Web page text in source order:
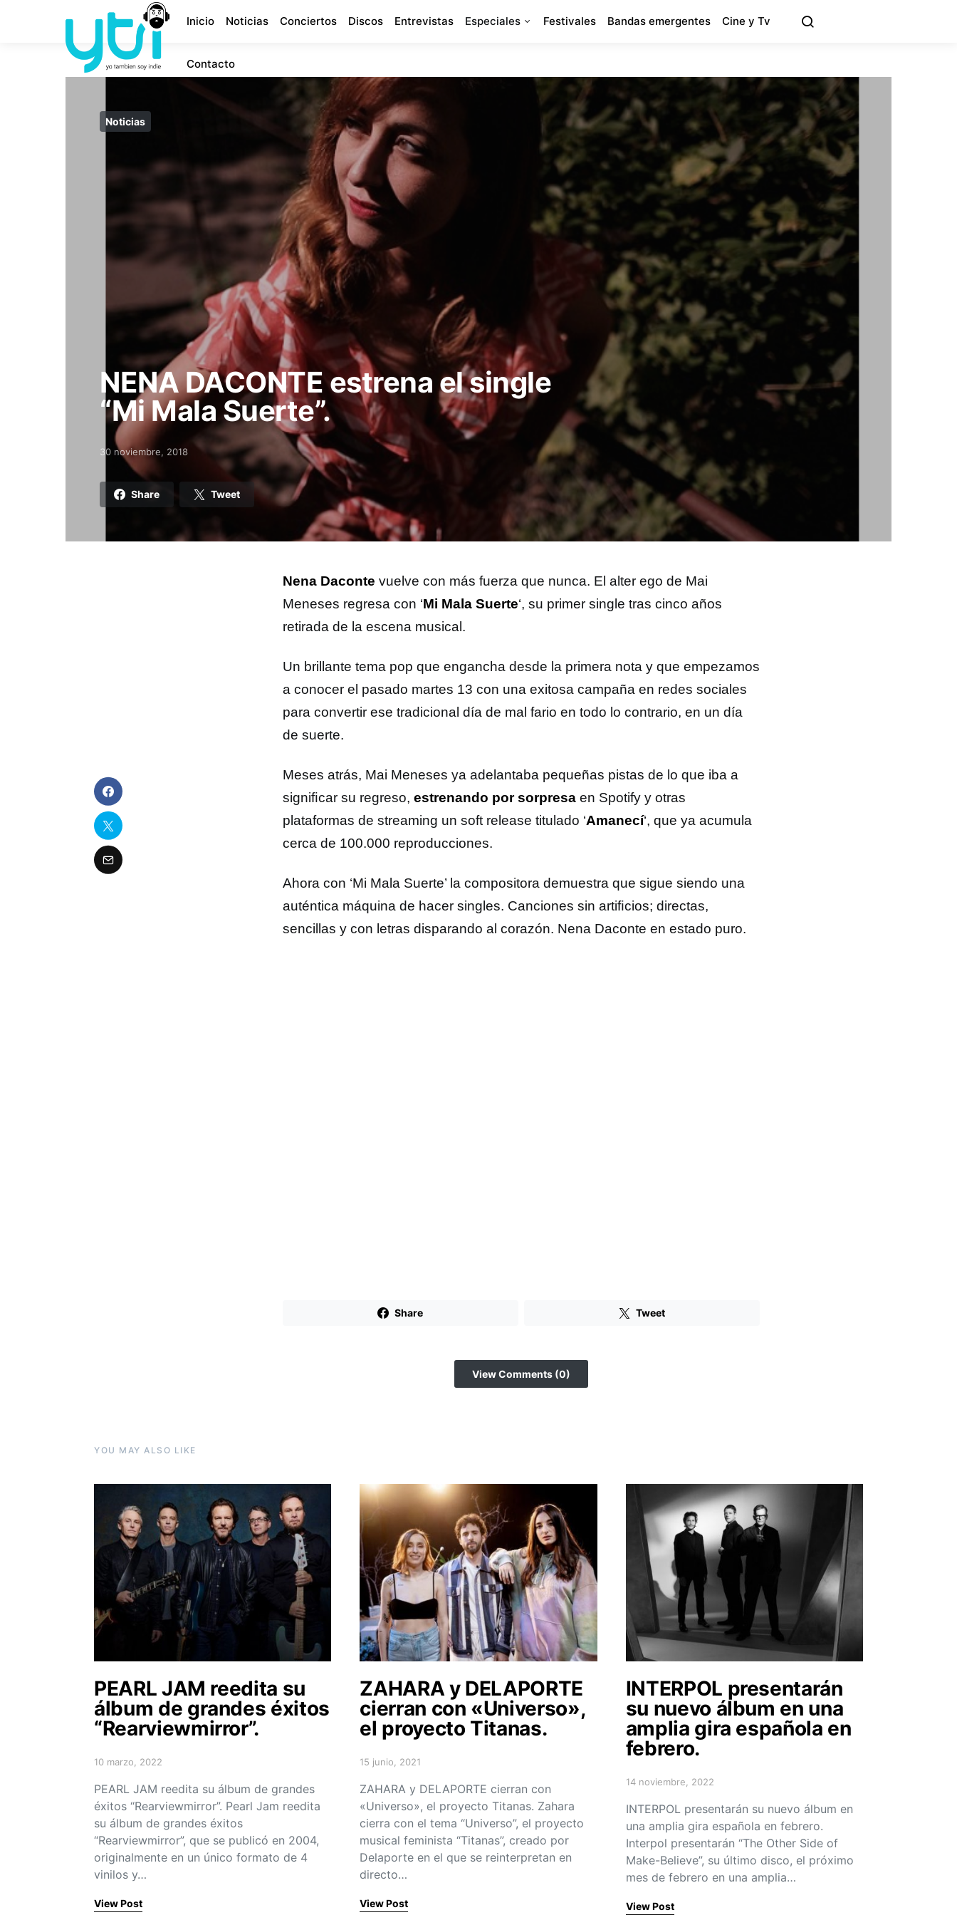
Inicio Noticias Conciertos Discos Entrevistas Especiales Festivales Bandas emergentes Cine y Tv
Contacto
Noticias
NENA DACONTE estrena el single
“Mi Mala Suerte”.
Posted on
30 noviembre, 2018
Share Tweet
Nena Daconte vuelve con más fuerza que nunca. El alter ego de Mai
Meneses regresa con ‘Mi Mala Suerte‘, su primer single tras cinco años
retirada de la escena musical.
Un brillante tema pop que engancha desde la primera nota y que empezamos
a conocer el pasado martes 13 con una exitosa campaña en redes sociales
para convertir ese tradicional día de mal fario en todo lo contrario, en un día
de suerte.
Meses atrás, Mai Meneses ya adelantaba pequeñas pistas de lo que iba a
signiﬁcar su regreso, estrenando por sorpresa en Spotify y otras
plataformas de streaming un soft release titulado ‘Amanecí‘, que ya acumula
cerca de 100.000 reproducciones.
Ahora con ‘Mi Mala Suerte’ la compositora demuestra que sigue siendo una
auténtica máquina de hacer singles. Canciones sin artiﬁcios; directas,
sencillas y con letras disparando al corazón. Nena Daconte en estado puro.
Share Tweet
View Comments (0)
YOU MAY ALSO LIKE
PEARL JAM reedita su
álbum de grandes éxitos
“Rearviewmirror”.
Posted on
10 marzo, 2022
PEARL JAM reedita su álbum de grandes
éxitos “Rearviewmirror”. Pearl Jam reedita
su álbum de grandes éxitos
“Rearviewmirror”, que se publicó en 2004,
originalmente en un único formato de 4
vinilos y…
View Post
ZAHARA y DELAPORTE
cierran con «Universo»,
el proyecto Titanas.
Posted on
15 junio, 2021
ZAHARA y DELAPORTE cierran con
«Universo», el proyecto Titanas. Zahara
cierra con el tema “Universo”, el proyecto
musical feminista “Titanas”, creado por
Delaporte en el que se reinterpretan en
directo…
View Post
INTERPOL presentarán
su nuevo álbum en una
amplia gira española en
febrero.
Posted on
14 noviembre, 2022
INTERPOL presentarán su nuevo álbum en
una amplia gira española en febrero.
Interpol presentarán “The Other Side of
Make-Believe”, su último disco, el próximo
mes de febrero en una amplia…
View Post